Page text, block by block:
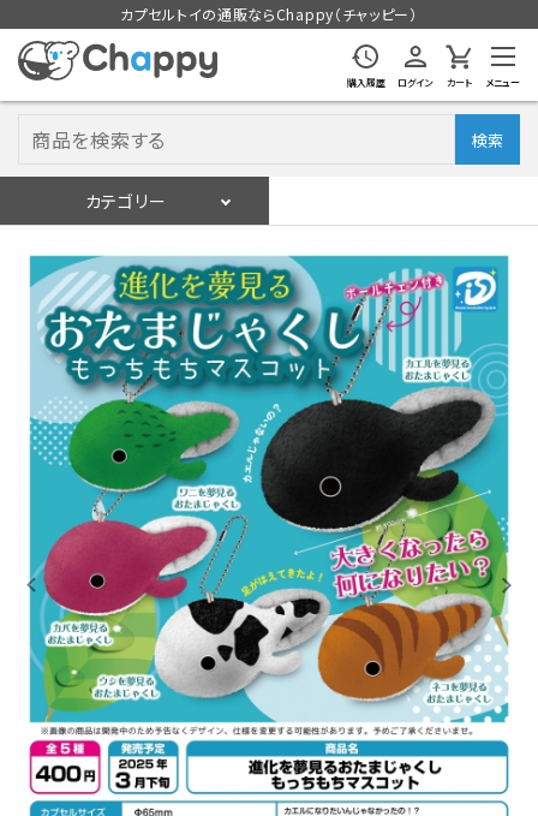
カプセルトイの通販ならChappy（チャッピー）
購入履歴 ログイン カート メニュー
検索
カテゴリー
ログイン 会員登録
入荷スケジュールをチェック
カプセルトイマシン本体
カプセルトイ
販促用空カプセル
レンタル
景品・玩具・文具
販促用カプセルトイ